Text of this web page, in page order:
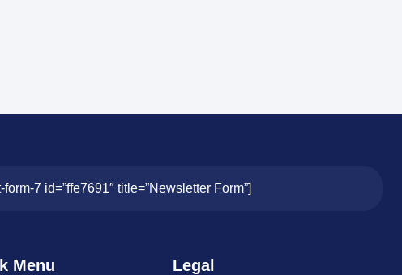
form-7 id=”ffe7691″ title=”Newsletter Form”]
Menu Legal